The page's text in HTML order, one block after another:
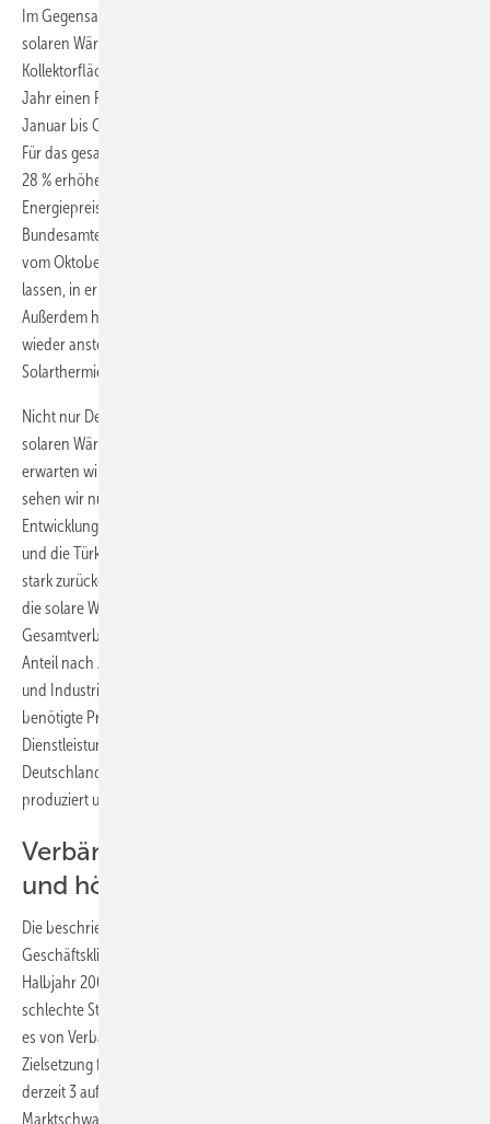
Im Gegensatz zur Photovoltaik verlief die Entwicklung im Bereich der
solaren Wärme genau entgegengesetzt. „Nach 2,1 Mio. m²
Kollektorfläche, die 2008 verbaut wurden, erwarten wir für dieses
Jahr einen Rückgang um 26 % – dies lässt sich aus den Zahlen von
Januar bis Oktober bereits ablesen“, erklärte Helmut Jäger vom BSW.
Für das gesamte Jahr 2009 könne sich der Rückgang sogar noch auf
28 % erhöhen. Gründe dafür seien zum einen die deutlich gefallenen
Energiepreise, die nach Berechnungen des statistischen
Bundesamtes im September um 7,6 % unter den Vergleichswerten
vom Oktober 2008 lagen. Diese Entwicklung habe Endkunden zögern
lassen, in erneuerbare Energien zu investieren, erklärte Jäger.
Außerdem hätten viele verdrängt, dass die Energiepreise künftig
wieder ansteigen werden. Hinzu komme noch der Wettbewerb der
Solarthermie mit anderen Energieformen.
Nicht nur Deutschland, sondern auch ganz Europa ist im Bereich der
solaren Wärme von der rückläufigen Entwicklung betroffen. „Hier
erwarten wir einen Einbruch von rund 15 %. Nach 4,6 Mio. m² in 2008
sehen wir nur noch 3,95 Mio. m² in 2009“, so Jäger über die
Entwicklung. Besonders stark getroffen habe es Länder wie Spanien
und die Türkei, wo die Bauleistungen bedingt durch die Finanzkrise
stark zurückgegangen sind. Ähnlich wie bei Solarstrom strebe auch
die solare Wärme inzwischen einen Anteil von 1 % vom
Gesamtverbrauch in Deutschland an. Allerdings bezieht sich dieser
Anteil nach Aussage von Helmut Jäger auf den Verbrauch in Wohn-
und Industriegebäuden. Nicht enthalten seien darin die industriell
benötigte Prozesswärme sowie Wärme für
Dienstleistungsliegenschaften. Seiner Meinung nach könnten in
Deutschland jährlich ohne Probleme rund 3 Mio. m² Kollektorfläche
produziert und verbaut werden.
Verbände fordern eine einfachere
und höhere Förderung
Die beschriebene Entwicklung spiegelt sich auch im
Geschäftsklimaindex von EuPD ­Research. Nach einem guten 1.
Halbjahr 2009 brach der Markt ein, was bei den In­stallateuren
schlechte Stimmung auslöst. Deutliche Forderungen an die Politik gibt
es von Verbandsvertretern der Solarthermie­branche. Oberste
Zielsetzung für die Zukunft solle sein, die Modernisierungsquote von
derzeit 3 auf 6 % zu steigern. Nur so würden sich auch die ständigen
Marktschwankun­gen der letzten Jahre in kontinuierliches Wachstum